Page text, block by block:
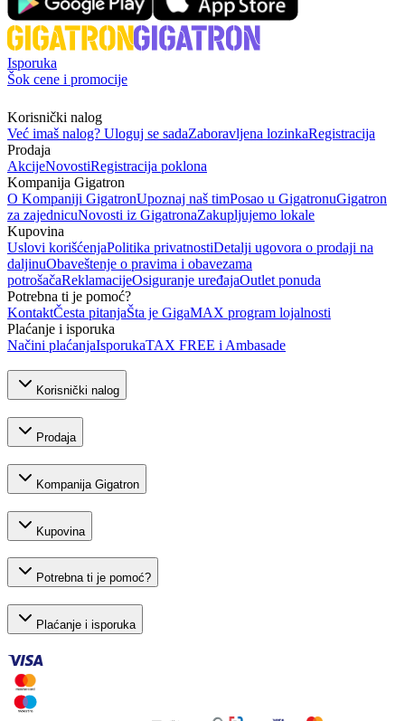
Isporuka
Šok cene i promocije
Korisnički nalog
Već imaš nalog? Uloguj se sadaZaboravljena lozinkaRegistracija
Prodaja
AkcijeNovostiRegistracija poklona
Kompanija Gigatron
O Kompaniji GigatronUpoznaj naš timPosao u GigatronuGigatron
za zajednicuNovosti iz GigatronaZakupljujemo lokale
Kupovina
Uslovi korišćenjaPolitika privatnostiDetalji ugovora o prodaji na
daljinuObaveštenje o pravima i obavezama
potrošačaReklamacijeOsiguranje uređajaOutlet ponuda
Potrebna ti je pomoć?
KontaktČesta pitanjaŠta je GigaMAX program lojalnosti
Plaćanje i isporuka
Načini plaćanjaIsporukaTAX FREE i Ambasade
Korisnički nalog
Prodaja
Kompanija Gigatron
Kupovina
Potrebna ti je pomoć?
Plaćanje i isporuka